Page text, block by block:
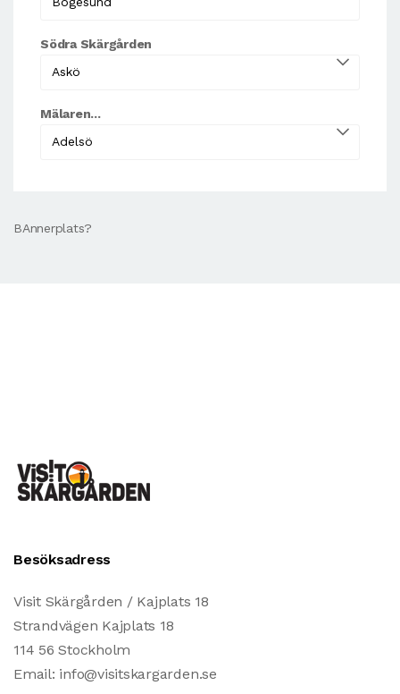
Södra Skärgården
Mälaren...
BAnnerplats?
Besöksadress
Visit Skärgården / Kajplats 18
Strandvägen Kajplats 18
114 56 Stockholm
Email: info@visitskargarden.se